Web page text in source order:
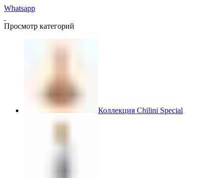
Whatsapp
Просмотр категорий
Коллекция Chilini Special